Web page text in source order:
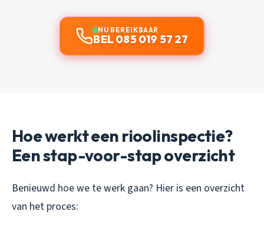
NU BEREIKBAAR
BEL 085 019 57 27
Hoe werkt een rioolinspectie?
Een stap-voor-stap overzicht
Benieuwd hoe we te werk gaan? Hier is een overzicht
van het proces: